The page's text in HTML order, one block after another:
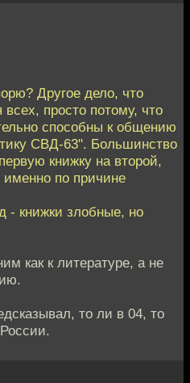
Другое дело, что
просто потому, что
способны к общению
СВД-63". Большинство
книжку на второй,
именно по причине
- книжки злобные, но
как к литературе, а не
то ли в 04, то